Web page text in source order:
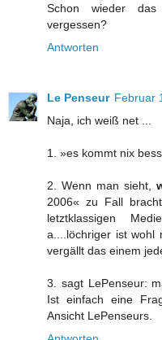
Schon wieder das
vergessen?
Antworten
Le Penseur Februar
Naja, ich weiß net ...
1. »es kommt nix
2. Wenn man sieht,
2006« zu Fall
letztklassigen
a....löchriger ist wohl
vergällt das einem
3. sagt LePenseur:
Ist einfach eine
Ansicht LePenseurs.